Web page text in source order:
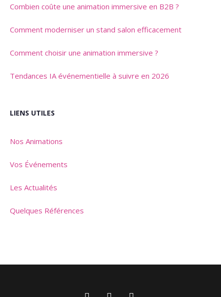
Combien coûte une animation immersive en B2B ?
Comment moderniser un stand salon efficacement
Comment choisir une animation immersive ?
Tendances IA événementielle à suivre en 2026
LIENS UTILES
Nos Animations
Vos Événements
Les Actualités
Quelques Références